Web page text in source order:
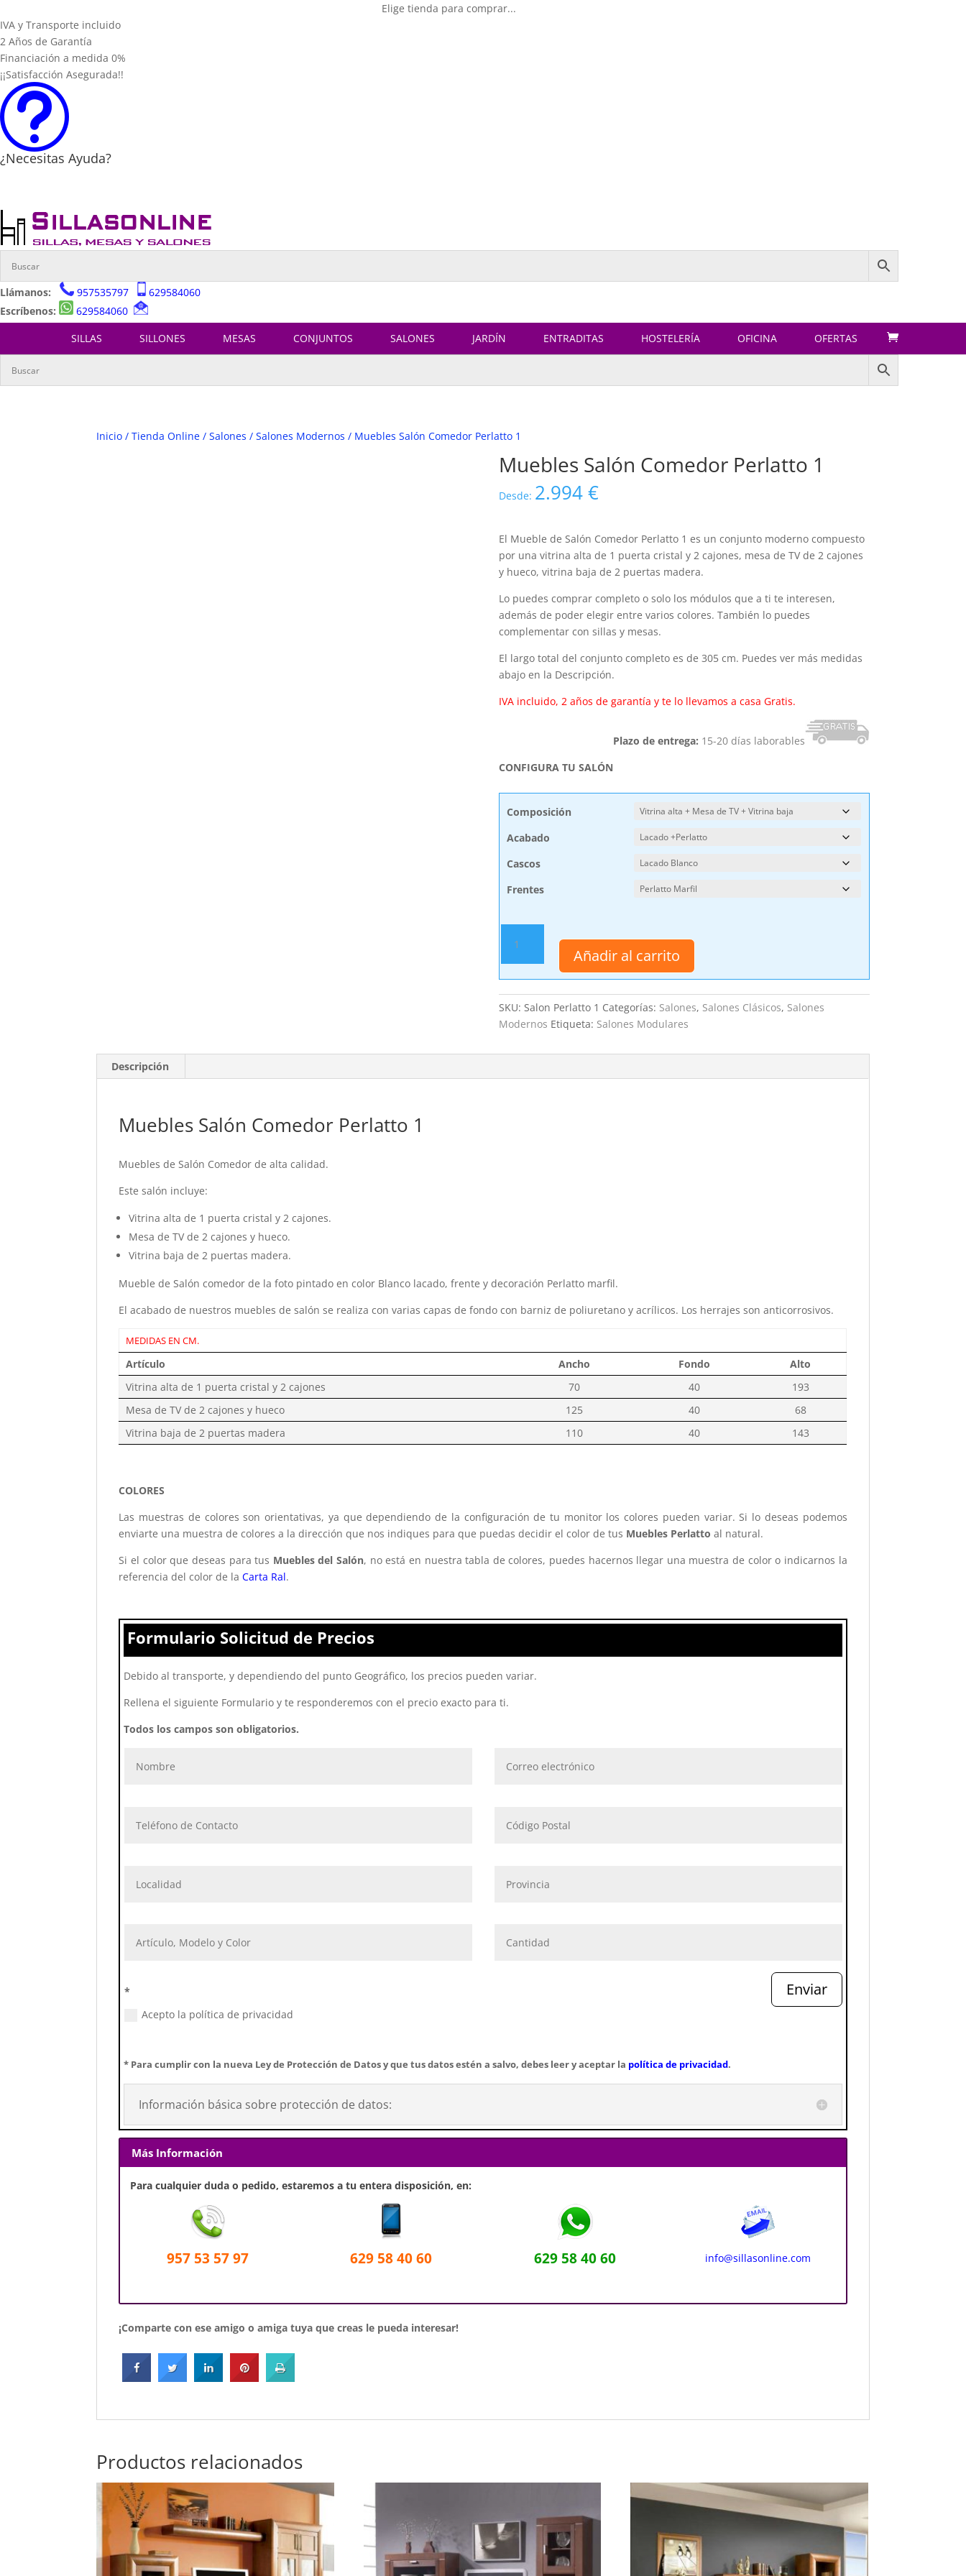
Elige tienda para comprar...
IVA y Transporte incluido
2 Años de Garantía
Financiación a medida 0%
¡¡Satisfacción Asegurada!!
t
¿Necesitas Ayuda?
Llámanos: 957535797
629584060
Escríbenos:
629584060
SILLAS SILLONES MESAS CONJUNTOS SALONES JARDÍN ENTRADITAS HOSTELERÍA OFICINA OFERTAS
Inicio /Tienda Online /Salones /Salones Modernos / Muebles Salón Comedor Perlatto 1
Muebles Salón Comedor Perlatto 1
Desde: 2.994€
El Mueble de Salón Comedor Perlatto 1 es un conjunto moderno compuesto
por una vitrina alta de 1 puerta cristal y 2 cajones, mesa de TV de 2 cajones
y hueco, vitrina baja de 2 puertas madera.
Lo puedes comprar completo o solo los módulos que a ti te interesen,
además de poder elegir entre varios colores. También lo puedes
complementar con sillas y mesas.
El largo total del conjunto completo es de 305 cm. Puedes ver más medidas
abajo en la Descripción.
IVA incluido, 2 años de garantía y te lo llevamos a casa Gratis.
Plazo de entrega: 15-20 días laborables
CONFIGURA TU SALÓN
Composición
Acabado
Cascos
Frentes
Salón
Comedor
Perlatto
1
cantidad
Añadir al carrito
SKU: Salon Perlatto 1 Categorías: Salones, Salones Clásicos, Salones
Modernos Etiqueta: Salones Modulares
Descripción
Muebles Salón Comedor Perlatto 1
Muebles de Salón Comedor de alta calidad.
Este salón incluye:
Vitrina alta de 1 puerta cristal y 2 cajones.
Mesa de TV de 2 cajones y hueco.
Vitrina baja de 2 puertas madera.
Mueble de Salón comedor de la foto pintado en color Blanco lacado, frente y decoración Perlatto marfil.
El acabado de nuestros muebles de salón se realiza con varias capas de fondo con barniz de poliuretano y acrílicos. Los herrajes son anticorrosivos.
MEDIDAS EN CM.
Artículo Ancho Fondo
Alto
Vitrina alta de 1 puerta cristal y 2 cajones
70 40
193
Mesa de TV de 2 cajones y hueco
125 40
68
Vitrina baja de 2 puertas madera
110 40 143
COLORES
Las muestras de colores son orientativas, ya que dependiendo de la configuración de tu monitor los colores pueden variar. Si lo deseas podemos
enviarte una muestra de colores a la dirección que nos indiques para que puedas decidir el color de tus Muebles Perlattoal natural.
Si el color que deseas para tus Muebles del Salón, no está en nuestra tabla de colores, puedes hacernos llegar una muestra de color o indicarnos la
referencia del color de laCarta Ral.
Formulario Solicitud de Precios
Debido al transporte, y dependiendo del punto Geográfico, los precios pueden variar.
Rellena el siguiente Formulario y te responderemos con el precio exacto para ti.
Todos los campos son obligatorios.
*
Acepto la política de privacidad
Enviar
* Para cumplir con la nueva Ley de Protección de Datos y que tus datos estén a salvo, debes leer y aceptar la política de privacidad.
Información básica sobre protección de datos:
Más Información
Para cualquier duda o pedido, estaremos a tu entera disposición, en:
957 53 57 97 629 58 40 60 629 58 40 60 info@sillasonline.com
¡Comparte con ese amigo o amiga tuya que creas le pueda interesar!
Productos relacionados